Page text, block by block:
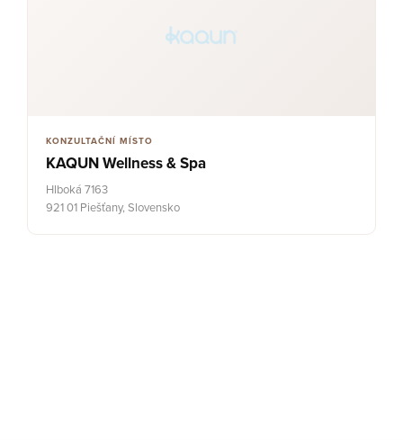
KONZULTAČNÍ MÍSTO
KAQUN Wellness & Spa
Hlboká 7163
921 01 Piešťany, Slovensko